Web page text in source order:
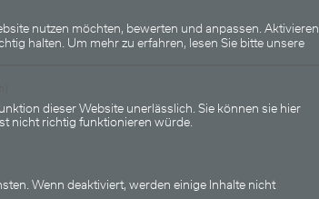
nutzen möchten, bewerten und anpassen. Aktivieren
halten. Um mehr zu erfahren, lesen Sie bitte unsere
dieser Website unerlässlich. Sie können sie hier
nicht richtig funktionieren würde.
Wenn deaktiviert, werden einige Inhalte nicht